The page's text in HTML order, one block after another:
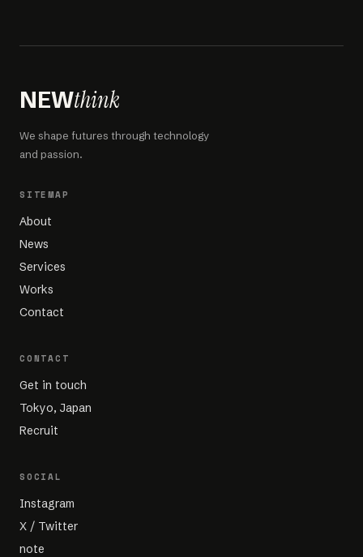
NEWthink
We shape futures through technology
and passion.
SITEMAP
About
News
Services
Works
Contact
CONTACT
Get in touch
Tokyo, Japan
Recruit
SOCIAL
Instagram
X / Twitter
note